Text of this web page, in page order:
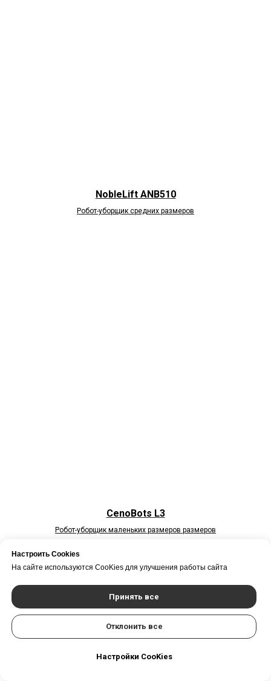
NobleLift ANB510
Робот-уборщик средних размеров
CenoBots L3
Робот-уборщик маленьких размеров размеров
Настроить Cookies
На сайте используются CooKies для улучшения работы сайта
Принять все
Отклонить все
Настройки CooKies